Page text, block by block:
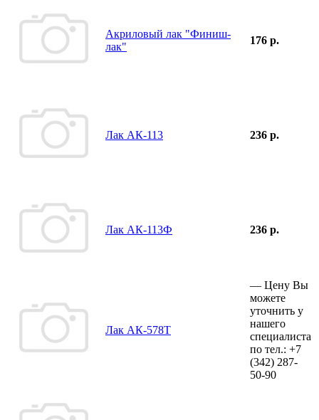
Акриловый лак "Финиш-
лак"
176 р.
Лак АК-113 236 р.
Лак АК-113Ф 236 р.
Лак АК-578Т
— Цену Вы
можете
уточнить у
нашего
специалиста
по тел.: +7
(342) 287-
50-90